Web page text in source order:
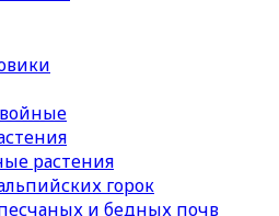
растения
горок
и бедных почв